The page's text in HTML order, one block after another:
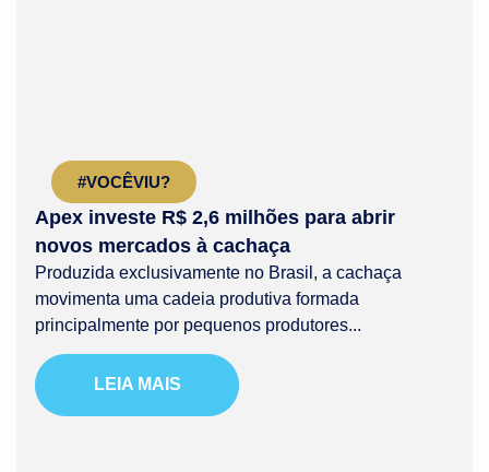
#VOCÊVIU?
Apex investe R$ 2,6 milhões para abrir
novos mercados à cachaça
Produzida exclusivamente no Brasil, a cachaça
movimenta uma cadeia produtiva formada
principalmente por pequenos produtores...
LEIA MAIS